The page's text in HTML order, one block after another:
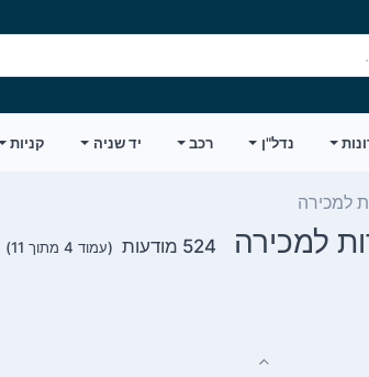
נדל"ן רכב יד שניה קניות
למכירה
למכירה 524 מודעות (עמוד 4 מתוך 11)